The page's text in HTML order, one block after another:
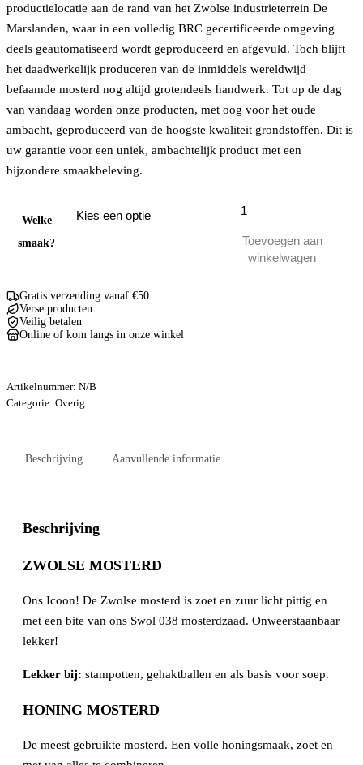
productielocatie aan de rand van het Zwolse industrieterrein De
Marslanden, waar in een volledig BRC gecertificeerde omgeving
deels geautomatiseerd wordt geproduceerd en afgevuld. Toch blijft
het daadwerkelijk produceren van de inmiddels wereldwijd
befaamde mosterd nog altijd grotendeels handwerk. Tot op de dag
van vandaag worden onze producten, met oog voor het oude
ambacht, geproduceerd van de hoogste kwaliteit grondstoffen. Dit is
uw garantie voor een uniek, ambachtelijk product met een
bijzondere smaakbeleving.
Welke
smaak?
Wijndragers
Zwolse
Toevoegen aan
winkelwagen
Gratis verzending vanaf €50
Verse producten
Veilig betalen
Online of kom langs in onze winkel
Artikelnummer: N/B
Categorie: Overig
Beschrijving Aanvullende informatie
Beschrijving
ZWOLSE MOSTERD
Ons Icoon! De Zwolse mosterd is zoet en zuur licht pittig en
met een bite van ons Swol 038 mosterdzaad. Onweerstaanbaar
lekker!
Lekker bij: stampotten, gehaktballen en als basis voor soep.
HONING MOSTERD
De meest gebruikte mosterd. Een volle honingsmaak, zoet en